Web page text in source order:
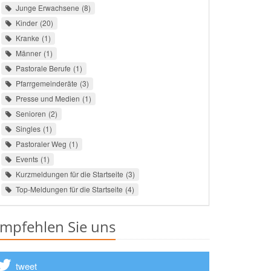
Junge Erwachsene 8
Kinder 20
Kranke 1
Männer 1
Pastorale Berufe 1
Pfarrgemeinderäte 3
Presse und Medien 1
Senioren 2
Singles 1
Pastoraler Weg 1
Events 1
Kurzmeldungen für die Startseite 3
Top-Meldungen für die Startseite 4
Sie uns
tweet